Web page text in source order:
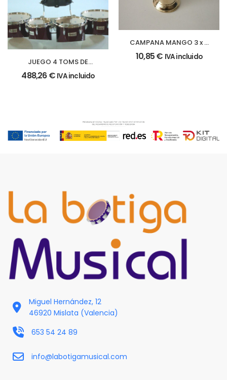
JUEGO 4 TOMS DE
MARCHA
488,26€ IVA incluido
CAMPANA MANGO 3 x 6
cm.
10,85€ IVA incluido
Miguel Hernández, 12
46920 Mislata (Valencia)
653 54 24 89
info@labotigamusical.com